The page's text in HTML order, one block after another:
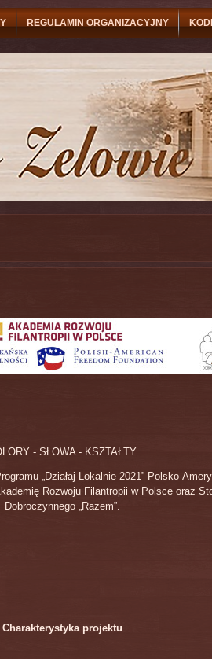
REGULAMIN ORGANIZACYJNY
- SŁOWA - KSZTAŁTY
„Działaj Lokalnie 2021” Polsko-
Rozwoju Filantropii w Polsce oraz
Dobroczynnego „Razem”.
Charakterystyka projektu